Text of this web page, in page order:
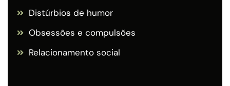
Distúrbios de humor
Obsessões e compulsões
Relacionamento social